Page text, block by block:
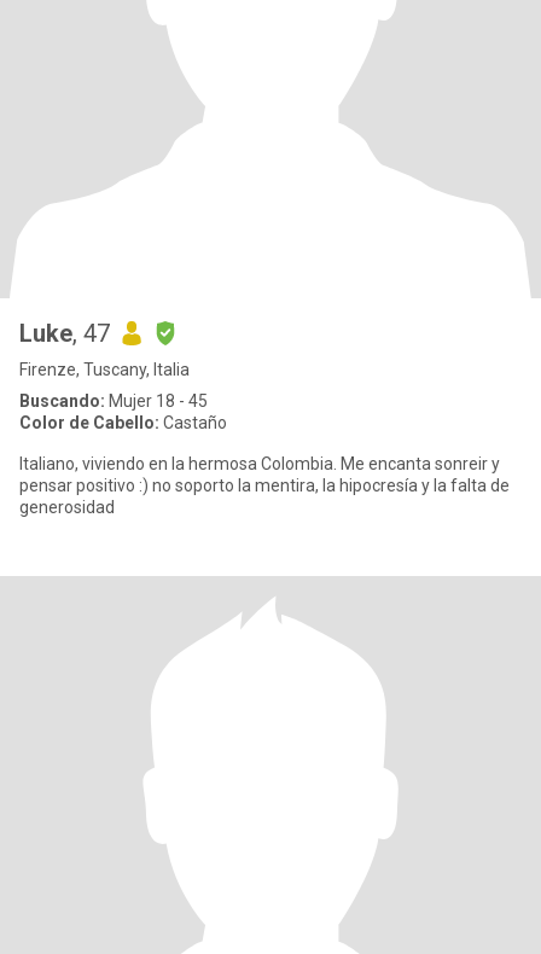
Luke, 47
Firenze, Tuscany, Italia
Buscando: Mujer 18 - 45
Color de Cabello: Castaño
Italiano, viviendo en la hermosa Colombia. Me encanta sonreir y
pensar positivo :) no soporto la mentira, la hipocresía y la falta de
generosidad